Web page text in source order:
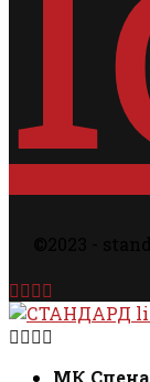
Facebook
Instagram
Email
Facebook
Instagram
Email
МК Сцена